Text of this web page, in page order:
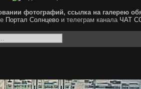
фотографий, ссылка на галерею
Портал Солнцевои телеграм канала ЧАТ